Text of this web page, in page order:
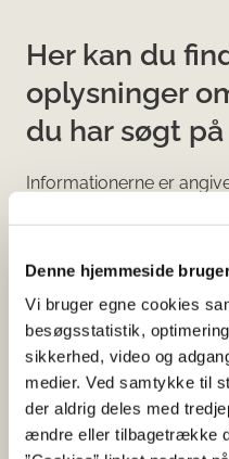
Denne hjemmeside
Vi bruger egne cookies
besøgsstatistik,
sikkerhed, video og
medier. Ved samtykke til
der aldrig deles med
ændre eller tilbagetrække
Her kan du
oplysninger
du har søgt på
Informationerne er
indeholder, og i hvilke
Vitaminer og
Andre stoffer end
mineraler med
fysiologisk virkning.
Tilsætningsstoffer